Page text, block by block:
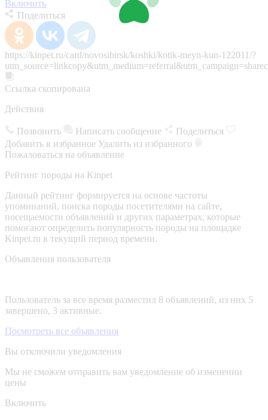
Включить
Поделиться
https://kinpet.ru/card/novosibirsk/koshki/kotik-meyn-kun-122011/?
Ссылка скопирована
Действия
Позвонить Написать сообщение
Поделиться
Добавить в избранное Удалить из избранного
Пожаловаться на объявление
Рейтинг породы на Kinpet
Данный рейтинг формируется на основе частоты
упоминаний, поиска породы посетителями на сайте,
посещаемости объявлений и других параметрах, которые
помогают определить популярность породы на площадке
Kinpet.ru в текущий период времени.
Объявления пользователя
Пользователь за все время разместил 8 объявлений, из них 5
завершено, 3 активные.
Посмотреть все объявления
Вы отключили уведомления
Мы не сможем отправить вам уведомление об изменении
цены
Включить